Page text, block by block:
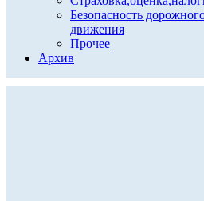
Безопасность
движения
Прочее
Архив